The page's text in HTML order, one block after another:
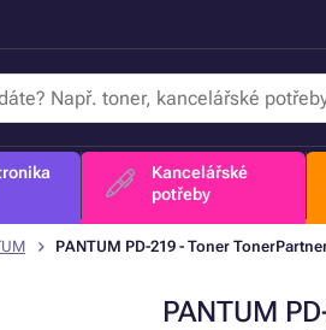
Kancelářské
potřeby
PANTUM PD-219 - Toner
PANTUM